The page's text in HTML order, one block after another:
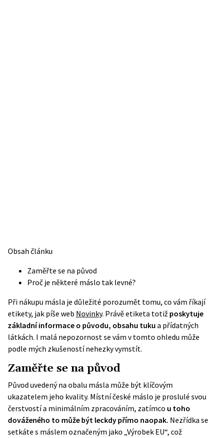
Obsah článku
Zaměřte se na původ
Proč je některé máslo tak levné?
Při nákupu másla je důležité porozumět tomu, co vám říkají
etikety, jak píše web Novinky. Právě etiketa totiž poskytuje
základní informace o původu, obsahu tuku a přídatných
látkách. I malá nepozornost se vám v tomto ohledu může
podle mých zkušeností nehezky vymstít.
Zaměřte se na původ
Původ uvedený na obalu másla může být klíčovým
ukazatelem jeho kvality. Místní české máslo je proslulé svou
čerstvostí a minimálním zpracováním, zatímco u toho
dováženého to může být leckdy přímo naopak. Nezřídka se
setkáte s máslem označeným jako „Výrobek EU“, což